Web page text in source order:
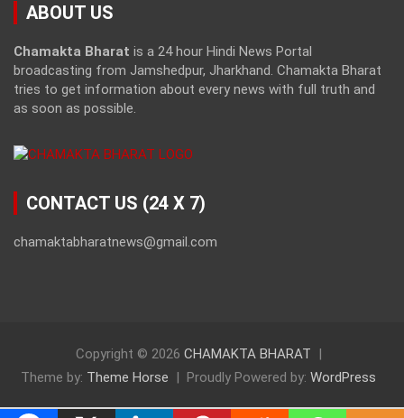
ABOUT US
Chamakta Bharat is a 24 hour Hindi News Portal
broadcasting from Jamshedpur, Jharkhand. Chamakta Bharat
tries to get information about every news with full truth and
as soon as possible.
CONTACT US (24 X 7)
chamaktabharatnews@gmail.com
Copyright © 2026 CHAMAKTA BHARAT
Theme by: Theme Horse Proudly Powered by: WordPress